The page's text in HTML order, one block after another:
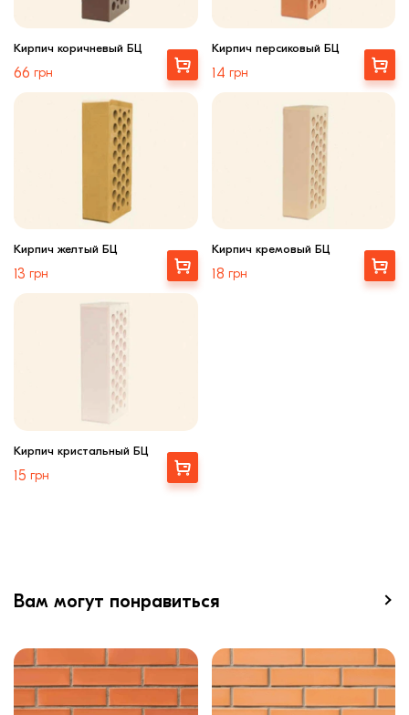
Кирпич коричневый БЦ
66 грн
Выбрать
Кирпич персиковый БЦ
14 грн
Выбрать
Кирпич желтый БЦ
13 грн
Выбрать
Кирпич кремовый БЦ
18 грн
Выбрать
Кирпич кристальный БЦ
15 грн
Выбрать
Вам могут понравиться